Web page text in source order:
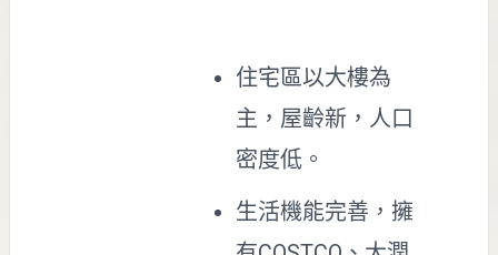
住宅區以大樓為
主，屋齡新，人口
密度低。
生活機能完善，擁